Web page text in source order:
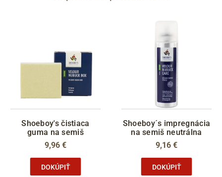
Shoeboy's čistiaca
guma na semiš
9,96 €
DOKÚPIŤ
Shoeboy´s impregnácia
na semiš neutrálna
9,16 €
DOKÚPIŤ